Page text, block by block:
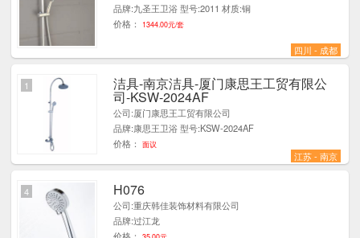
品牌:九圣王卫浴 型号:2011 材质:铜
价格：
1344.00元/套
四川 - 成都
洁具-南京洁具-厦门康思王工贸有限公
司-KSW-2024AF
公司:厦门康思王工贸有限公司
品牌:康思王卫浴 型号:KSW-2024AF
价格：
面议
江苏 - 南京
1
H076
公司:重庆韩佳装饰材料有限公司
品牌:过江龙
4